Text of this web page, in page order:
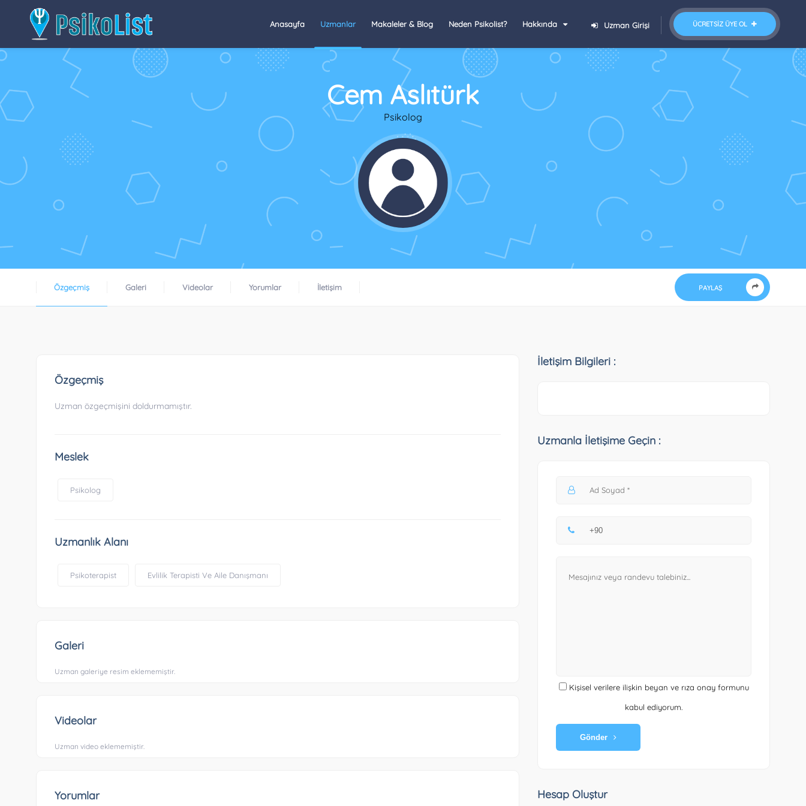
ÜCRETSIZ ÜYE OL
Uzman Girişi
Anasayfa Uzmanlar Makaleler & Blog Neden Psikolist? Hakkında
Cem Aslıtürk
Psikolog
Özgeçmiş Galeri Videolar Yorumlar İletişim PAYLAŞ
Özgeçmiş
Uzman özgeçmişini doldurmamıştır.
Meslek
Psikolog
Uzmanlık Alanı
Psikoterapist Evlilik Terapisti Ve Aile Danışmanı
Galeri
Uzman galeriye resim eklememiştir.
Videolar
Uzman video eklememiştir.
Yorumlar
İletişim Bilgileri :
Uzmanla İletişime Geçin :
Kişisel verilere ilişkin beyan ve rıza onay formunu
kabul ediyorum.
Gönder
Hesap Oluştur